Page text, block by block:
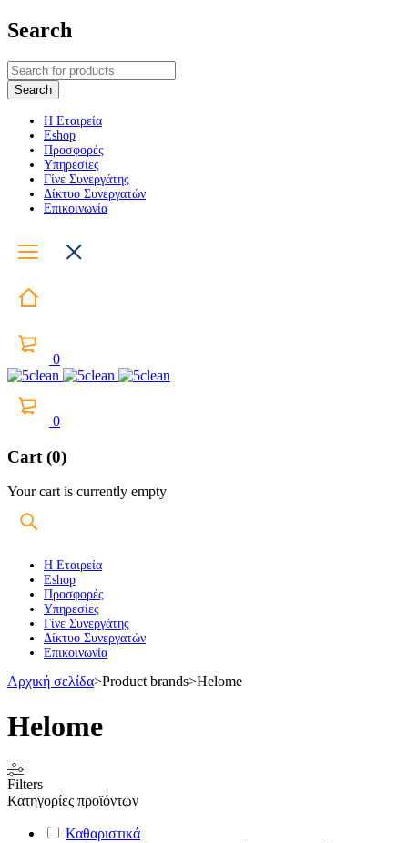
Search
Η Εταιρεία
Eshop
Προσφορές
Υπηρεσίες
Γίνε Συνεργάτης
Δίκτυο Συνεργατών
Επικοινωνία
0
0
Cart (0)
Your cart is currently empty
Η Εταιρεία
Eshop
Προσφορές
Υπηρεσίες
Γίνε Συνεργάτης
Δίκτυο Συνεργατών
Επικοινωνία
Αρχική σελίδα>Product brands>Helome
Helome
Filters
Κατηγορίες προϊόντων
Καθαριστικά